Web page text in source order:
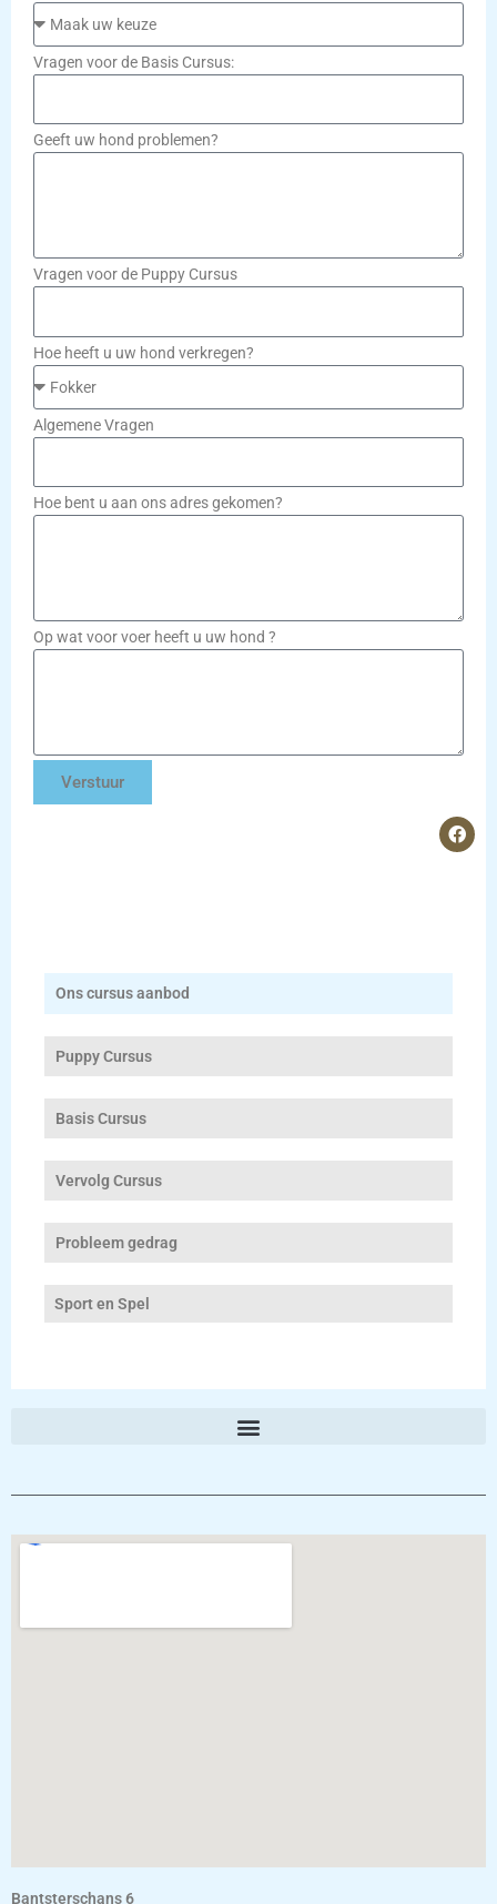
Vragen voor de Basis Cursus:
Geeft uw hond problemen?
Vragen voor de Puppy Cursus
Hoe heeft u uw hond verkregen?
Algemene Vragen
Hoe bent u aan ons adres gekomen?
Op wat voor voer heeft u uw hond ?
Verstuur
F
Ons cursus aanbod
Puppy Cursus
Basis Cursus
Vervolg Cursus
Probleem gedrag
Sport en Spel
Bantsterschans 6